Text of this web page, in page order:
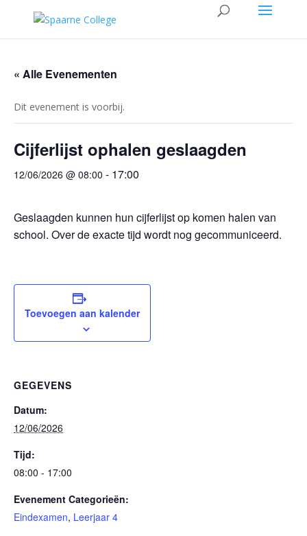
« Alle Evenementen
Dit evenement is voorbij.
Cijferlijst ophalen geslaagden
12/06/2026 @ 08:00 - 17:00
Geslaagden kunnen hun cijferlijst op komen halen van
school. Over de exacte tijd wordt nog gecommuniceerd.
Toevoegen aan kalender
GEGEVENS
Datum:
12/06/2026
Tijd:
08:00 - 17:00
Evenement Categorieën:
Eindexamen, Leerjaar 4